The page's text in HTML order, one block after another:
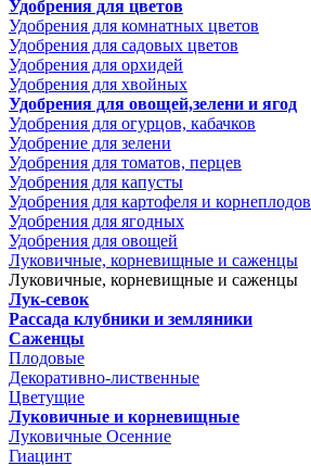
Удобрения для цветов
Удобрения для комнатных цветов
Удобрения для садовых цветов
Удобрения для орхидей
Удобрения для хвойных
Удобрения для овощей,зелени и ягод
Удобрения для огурцов, кабачков
Удобрение для зелени
Удобрения для томатов, перцев
Удобрения для капусты
Удобрения для картофеля и корнеплодов
Удобрения для ягодных
Удобрения для овощей
Луковичные, корневищные и саженцы
Луковичные, корневищные и саженцы
Лук-севок
Рассада клубники и земляники
Саженцы
Плодовые
Декоративно-лиственные
Цветущие
Луковичные и корневищные
Луковичные Осенние
Гиацинт